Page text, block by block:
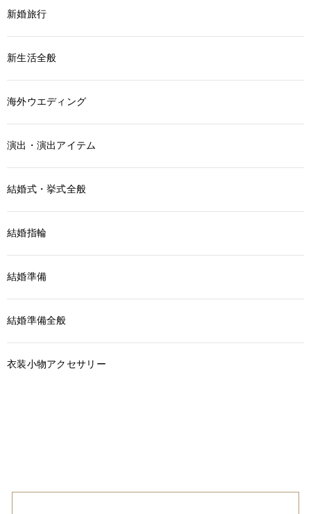
新婚旅行
新生活全般
海外ウエディング
演出・演出アイテム
結婚式・挙式全般
結婚指輪
結婚準備
結婚準備全般
衣装小物アクセサリー